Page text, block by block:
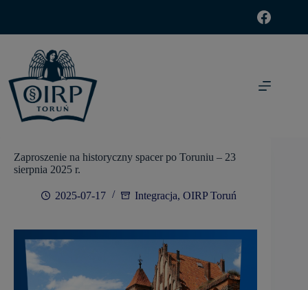
Zaproszenie na historyczny spacer po Toruniu – 23
sierpnia 2025 r.
2025-07-17 Integracja, OIRP Toruń